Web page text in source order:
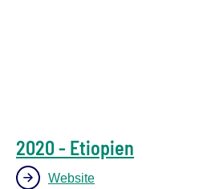
2020 - Etiopien
Website